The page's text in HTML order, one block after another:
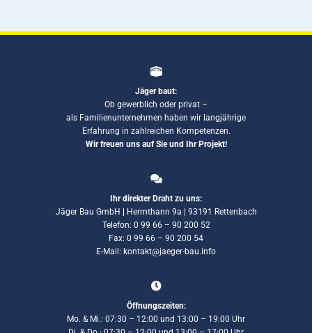
Jäger baut:
Ob gewerblich oder privat –
als Familienunternehmen haben wir langjährige
Erfahrung in zahlreichen Kompetenzen.
Wir freuen uns auf Sie und Ihr Projekt!
Ihr direkter Draht zu uns:
Jäger Bau GmbH
Herrnthann 9a | 93191 Rettenbach
Telefon: 0 99 66 – 90 200 52
Fax: 0 99 66 – 90 200 54
E-Mail: kontakt@jaeger-bau.info
Öffnungszeiten:
Mo. & Mi.: 07:30 – 12:00 und 13:00 – 19:00 Uhr